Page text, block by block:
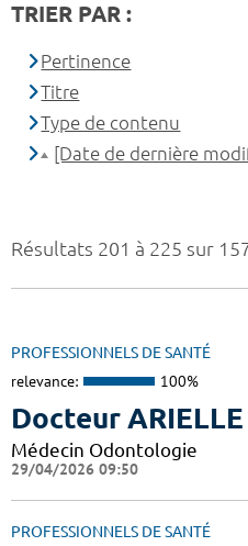
Résultats 201 à 225 sur
PROFESSIONNELS DE SANTÉ
relevance: 100%
Docteur
Médecin Odontologie
29/04/2026 09:50
PROFESSIONNELS DE SANTÉ
TRIER PAR :
Pertinence
Titre
Type de contenu
[Date de dernière